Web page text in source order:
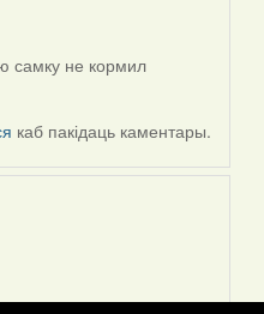
самку не кормил
каб пакідаць каментары.